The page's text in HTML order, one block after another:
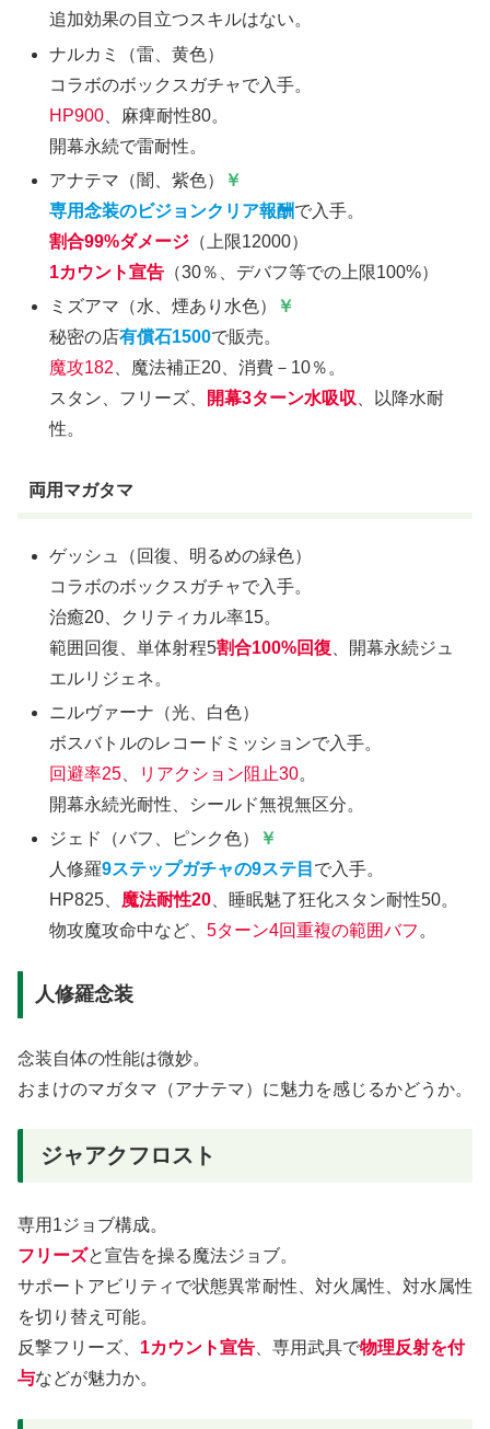
追加効果の目立つスキルはない。
ナルカミ（雷、黄色）
コラボのボックスガチャで入手。
HP900 、麻痺耐性80。
開幕永続で雷耐性。
アナテマ（闇、紫色）
￥
専用念装のビジョンクリア報酬で入手。
割合99%ダメージ （上限12000）
1カウント宣告 （30％、デバフ等での上限100%）
ミズアマ（水、煙あり水色）
￥
秘密の店有償石1500で販売。
魔攻182 、魔法補正20、消費－10％。
スタン、フリーズ、
開幕3ターン水吸収 、以降水耐
性。
両用マガタマ
ゲッシュ（回復、明るめの緑色）
コラボのボックスガチャで入手。
治癒20、クリティカル率15。
範囲回復、単体射程5割合100%回復 、開幕永続ジュ
エルリジェネ。
ニルヴァーナ（光、白色）
ボスバトルのレコードミッションで入手。
回避率25
リアクション阻止30。
開幕永続光耐性、シールド無視無区分。
ジェド（バフ、ピンク色）
￥
人修羅9ステップガチャの9ステ目 で入手。
HP825、 魔法耐性20 、睡眠魅了狂化スタン耐性50。
物攻魔攻命中など、5ターン4回重複の範囲バフ 。
人修羅念装
念装自体の性能は微妙。
おまけのマガタマ（アナテマ）に魅力を感じるかどうか。
ジャアクフロスト
専用1ジョブ構成。
フリーズと宣告を操る魔法ジョブ。
サポートアビリティで状態異常耐性、対火属性、対水属性
を切り替え可能。
反撃フリーズ、 1カウント宣告 、専用武具で物理反射を付
与などが魅力か。